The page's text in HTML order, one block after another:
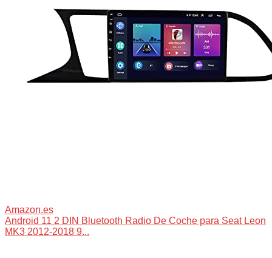
Amazon.es
Android 11 2 DIN Bluetooth Radio De Coche para Seat Leon
MK3 2012-2018 9...